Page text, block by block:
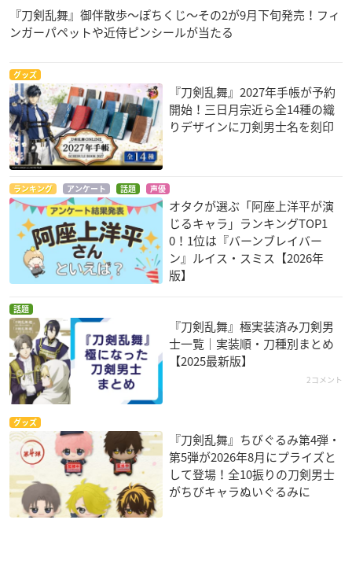
『刀剣乱舞』御伴散歩～ぽちくじ～その2が9月下旬発売！フィ
ンガーパペットや近侍ピンシールが当たる
グッズ
『刀剣乱舞』2027年手帳が予約
開始！三日月宗近ら全14種の織
りデザインに刀剣男士名を刻印
ランキング アンケート 話題 声優
オタクが選ぶ「阿座上洋平が演
じるキャラ」ランキングTOP1
0！1位は『バーンブレイバー
ン』ルイス・スミス【2026年
版】
話題
『刀剣乱舞』極実装済み刀剣男
士一覧｜実装順・刀種別まとめ
【2025最新版】
2コメント
グッズ
『刀剣乱舞』ちびぐるみ第4弾・
第5弾が2026年8月にプライズと
して登場！全10振りの刀剣男士
がちびキャラぬいぐるみに